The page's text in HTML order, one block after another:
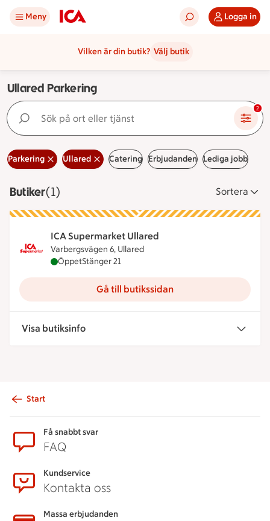
Meny Logga in
Vilken är din butik? Välj butik
Ullared Parkering
Sök på ort eller tjänst 2
Parkering Ullared Catering Erbjudanden Lediga jobb
ButikerVisar 1 stycken
(1) Sortera
ICA Supermarket Ullared
Varbergsvägen 6, Ullared
ICA Supermarket Ullared är öppen nu, stänger
ÖppetStänger 21
Gå till butikssidan
Visa butiksinfo
Start
Få snabbt svar
FAQ
Kundservice
Kontakta oss
Massa erbjudanden